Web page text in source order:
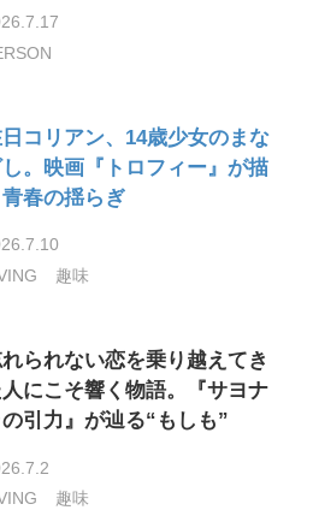
コリアン、14歳少女のまな
し。映画『トロフィー』が描
青春の揺らぎ
趣味
られない恋を乗り越えてき
にこそ響く物語。『サヨナ
引力』が辿る“もしも”
趣味